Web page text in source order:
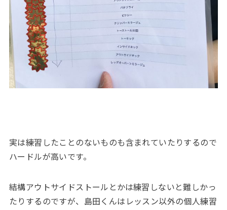
実は練習したことのないものも含まれていたりするので
ハードルが高いです。
結構アウトサイドストールとかは練習しないと難しかっ
たりするのですが、島田くんはレッスン以外の個人練習